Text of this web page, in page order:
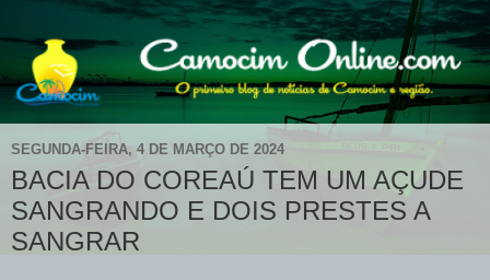
SEGUNDA-FEIRA, 4 DE MARÇO DE 2024
BACIA DO COREAÚ TEM UM AÇUDE
SANGRANDO E DOIS PRESTES A
SANGRAR